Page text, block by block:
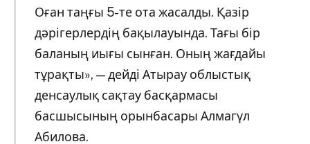
Оған таңғы 5-те ота жасалды. Қазір
дәрігерлердің бақылауында. Тағы бір
баланың иығы сынған. Оның жағдайы
тұрақты», — дейді Атырау облыстық
денсаулық сақтау басқармасы
басшысының орынбасары Алмагүл
Абилова.